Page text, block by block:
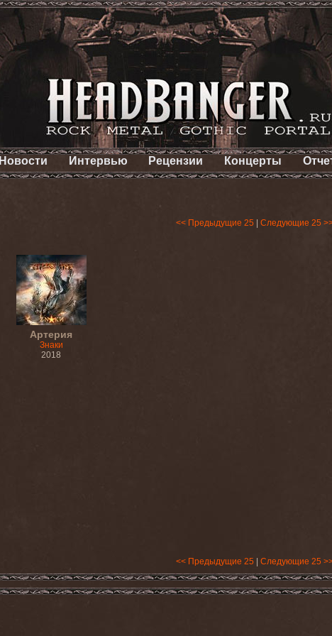
Новости Интервью Рецензии Концерты
<< Предыдущие 25 Следующие 25
Артерия
Знаки
2018
<< Предыдущие 25 Следующие 25